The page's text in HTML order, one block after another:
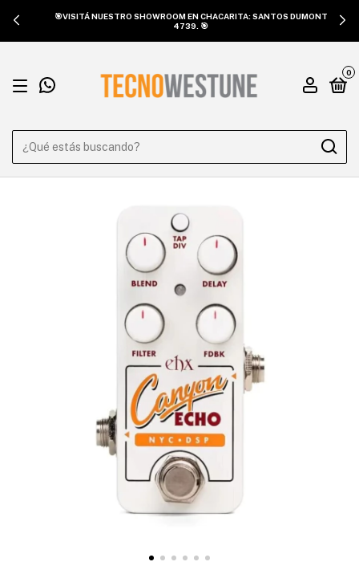
🎯VISITÁ NUESTRO SHOWROOM EN CHACARITA: SANTOS DUMONT
4739. 🎯
0